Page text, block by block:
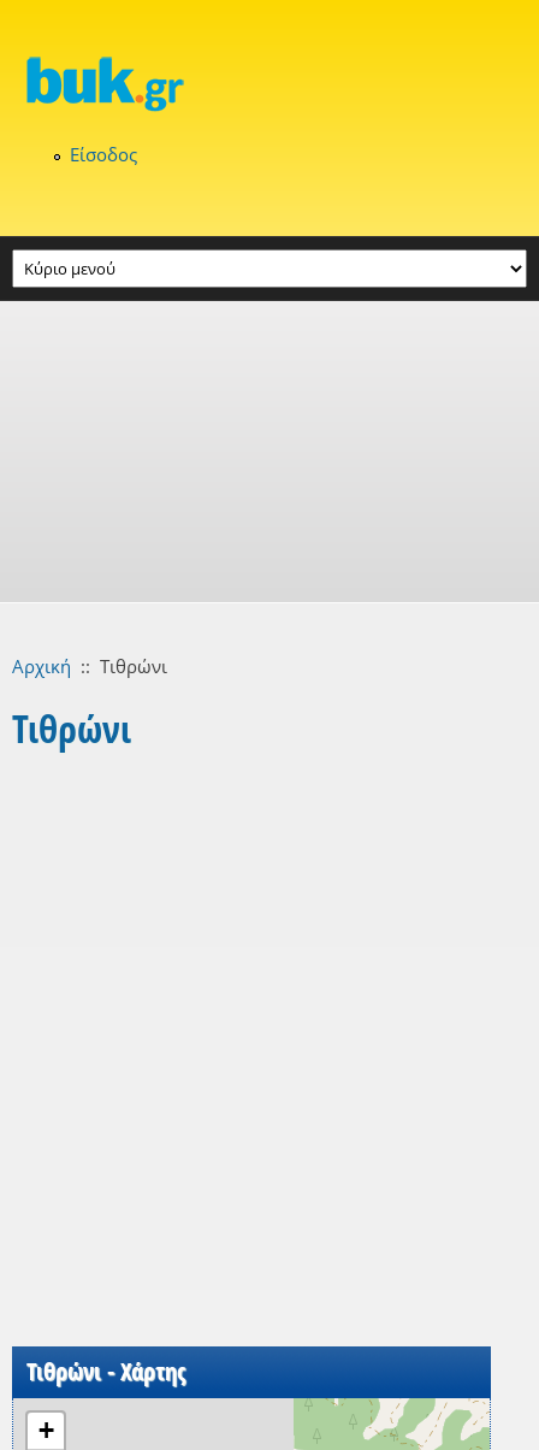
Είσοδος
Αρχική :: Τιθρώνι
Τιθρώνι
Τιθρώνι - Χάρτης
+